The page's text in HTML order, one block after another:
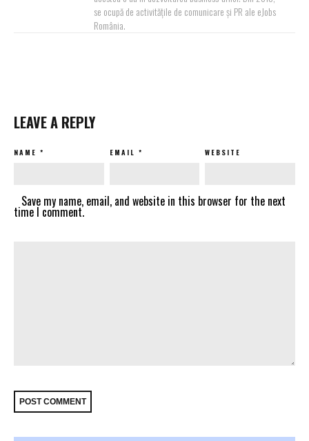
se ocupă de activitățile de comunicare și PR ale eJobs
România.
LEAVE A REPLY
NAME * EMAIL * WEBSITE
Save my name, email, and website in this browser for the next
time I comment.